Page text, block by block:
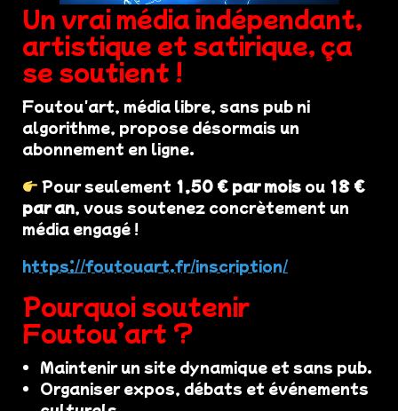
Un vrai média indépendant,
artistique et satirique, ça
se soutient !
Foutou'art, média libre, sans pub ni
algorithme, propose désormais un
abonnement en ligne.
Pour seulement 1,50 € par mois ou 18 €
par an, vous soutenez concrètement un
média engagé !
https://foutouart.fr/inscription/
Pourquoi soutenir
Foutou’art ?
Maintenir un site dynamique et sans pub.
Organiser expos, débats et événements